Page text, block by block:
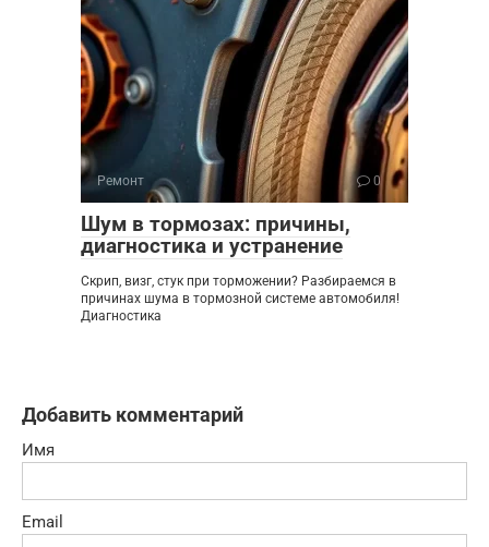
Ремонт 0
Шум в тормозах: причины,
диагностика и устранение
Скрип, визг, стук при торможении? Разбираемся в
причинах шума в тормозной системе автомобиля!
Диагностика
Добавить комментарий
Имя
Email